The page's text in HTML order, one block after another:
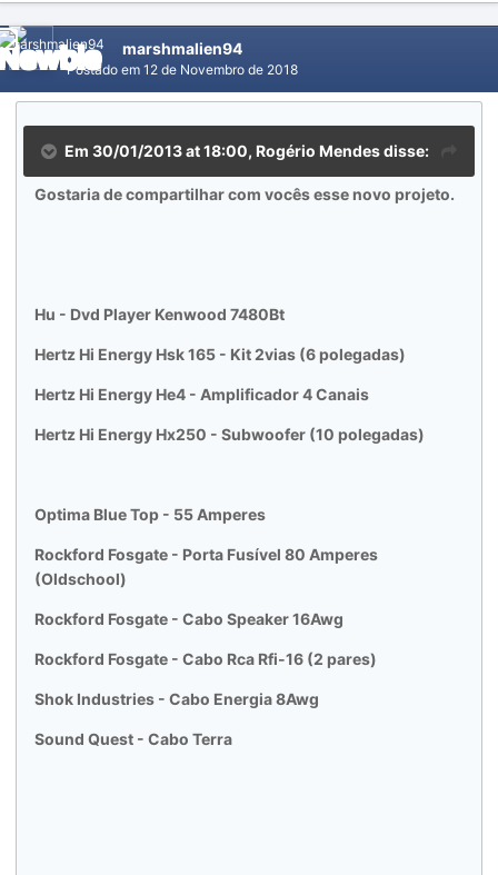
marshmalien94
Postado em 12 de Novembro de 2018
Em 30/01/2013 at 18:00, Rogério Mendes disse:
Gostaria de compartilhar com vocês esse novo projeto.
Hu - Dvd Player Kenwood 7480Bt
Hertz Hi Energy Hsk 165 - Kit 2vias (6 polegadas)
Hertz Hi Energy He4 - Amplificador 4 Canais
Hertz Hi Energy Hx250 - Subwoofer (10 polegadas)
Optima Blue Top - 55 Amperes
Rockford Fosgate - Porta Fusível 80 Amperes
(Oldschool)
Rockford Fosgate - Cabo Speaker 16Awg
Rockford Fosgate - Cabo Rca Rfi-16 (2 pares)
Shok Industries - Cabo Energia 8Awg
Sound Quest - Cabo Terra